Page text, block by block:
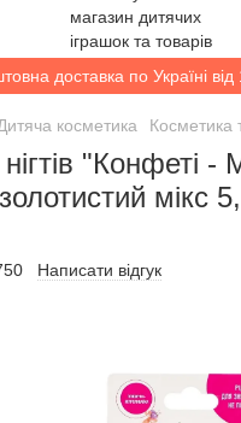
доставка по Україні від
косметика Косметика
"Конфеті -
мікс
Написати відгук